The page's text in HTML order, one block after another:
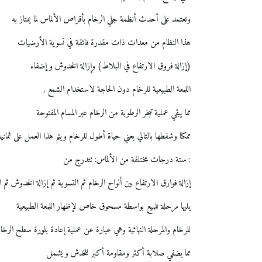
وتعتمد على أحدث أنظمة جلي الرخام بأقراص الألماس لما يمتاز به
هذا النظام من معدات ذات مقدرة فائقة في تسوية الأرضيات
(إزالة فروق الارتفاع في البلاط) وإزالة الخدوش و إضفاء
اللمعة الطبيعية للرخام دون الحاجة لاستخدام الشمع ,
مما يبقي عملية تبخر الرطوبة من الرخام عبر المسام المفتوحة
ممكنا وشفطها بالتالي يعني حياة أطول للرخام ويتم هذا العمل على
: ستة درجات مختلفة من الألماس: تتدرج من
إزالة فوارق الارتفاع بين ألواح الرخام ثم التسوية ثم إزالة الخدوش ثم
يليها مرحلة تلميع بواسطة مسحوق خاص لإظهار اللمعة الطبيعية
للرخام والمرحلة النهائية وهي عبارة عن عملية إعادة بلورة سطح
مما يضفي صلابة أكثر ومقاومة أكبر للخدش و يشمل